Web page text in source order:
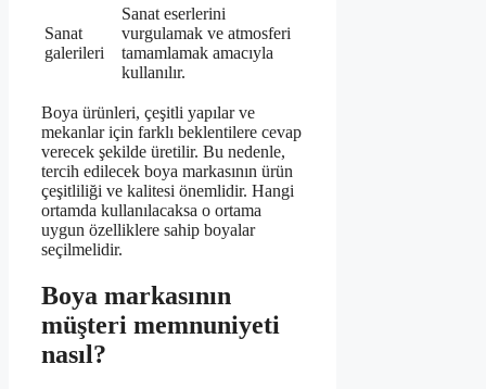
Sanat
galerileri
Sanat eserlerini
vurgulamak ve atmosferi
tamamlamak amacıyla
kullanılır.
Boya ürünleri, çeşitli yapılar ve
mekanlar için farklı beklentilere cevap
verecek şekilde üretilir. Bu nedenle,
tercih edilecek boya markasının ürün
çeşitliliği ve kalitesi önemlidir. Hangi
ortamda kullanılacaksa o ortama
uygun özelliklere sahip boyalar
seçilmelidir.
Boya markasının
müşteri memnuniyeti
nasıl?